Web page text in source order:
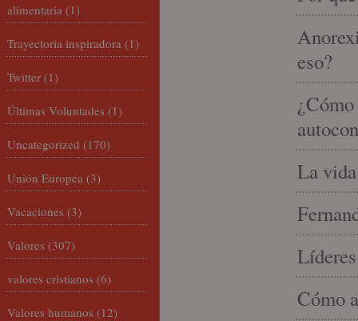
eso?
La
Cómo
alimentaria (1)
Trayectoria inspiradora (1)
Twitter (1)
Últimas Voluntades (1)
Uncategorized (170)
Unión Europea (3)
Vacaciones (3)
Valores (307)
valores cristianos (6)
Valores humanos (12)